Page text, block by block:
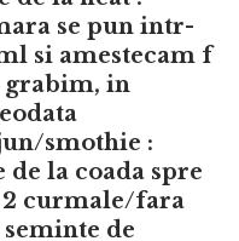
se pun intr-
si amestecam f
grabim, in
smothie :
de la coada spre
curmale/fara
de